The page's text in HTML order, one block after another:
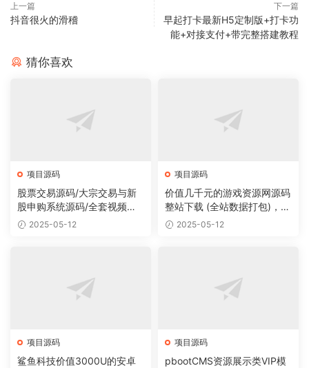
上一篇
抖音很火的滑稽
下一篇
早起打卡最新H5定制版+打卡功
能+对接支付+带完整搭建教程
猜你喜欢
项目源码
股票交易源码/大宗交易与新
股申购系统源码/全套视频教
程 2025-05-12
项目源码
价值几千元的游戏资源网源码
整站下载 (全站数据打包)，数
据里面有200多个宝贝。
2025-05-12
项目源码
鲨鱼科技价值3000U的安卓
项目源码
pbootCMS资源展示类VIP模